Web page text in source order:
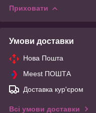
Приховати
Умови доставки
Нова Пошта
Meest ПОШТА
Доставка кур'єром
Всі умови доставки